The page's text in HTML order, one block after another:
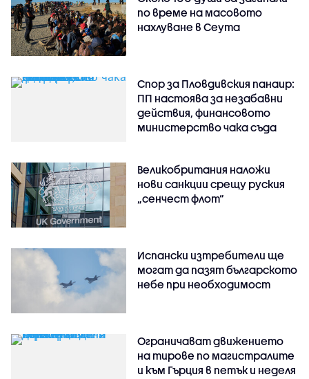
по време на масовото
нахлуване в Сеута
Спор за Пловдивския панаир:
ПП настоява за незабавни
действия, финансовото
министерство чака съда
Великобритания наложи
нови санкции срещу руския
„сенчест флот“
Испански изтребители ще
могат да пазят българското
небе при необходимост
Ограничават движението
на тирове по магистралите
и към Гърция в петък и неделя